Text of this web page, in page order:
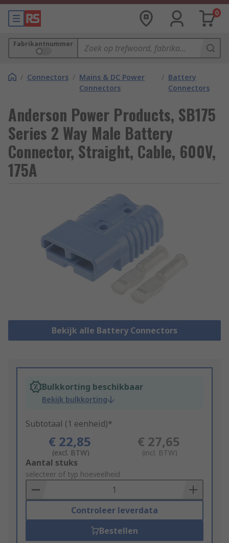
0
Fabrikantnummer
/ Connectors / Mains & DC Power
Connectors
/ Battery
Connectors
Anderson Power Products, SB175
Series 2 Way Male Battery
Connector, Straight, Cable, 600V,
175A
Bekijk alle Battery Connectors
Bulkkorting beschikbaar
Bekijk bulkkorting
Subtotaal (1 eenheid)*
€ 22,85
(excl. BTW)
€ 27,65
(incl. BTW)
Add
to
Basket
Aantal stuks
selecteer of typ hoeveelheid
Controleer leverdata
Bestellen